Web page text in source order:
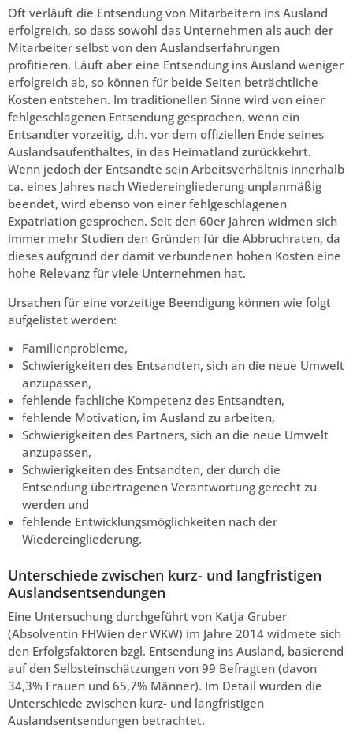
Oft verläuft die Entsendung von Mitarbeitern ins Ausland
erfolgreich, so dass sowohl das Unternehmen als auch der
Mitarbeiter selbst von den Auslandserfahrungen
profitieren. Läuft aber eine Entsendung ins Ausland weniger
erfolgreich ab, so können für beide Seiten beträchtliche
Kosten entstehen. Im traditionellen Sinne wird von einer
fehlgeschlagenen Entsendung gesprochen, wenn ein
Entsandter vorzeitig, d.h. vor dem offiziellen Ende seines
Auslandsaufenthaltes, in das Heimatland zurückkehrt.
Wenn jedoch der Entsandte sein Arbeitsverhältnis innerhalb
ca. eines Jahres nach Wiedereingliederung unplanmäßig
beendet, wird ebenso von einer fehlgeschlagenen
Expatriation gesprochen. Seit den 60er Jahren widmen sich
immer mehr Studien den Gründen für die Abbruchraten, da
dieses aufgrund der damit verbundenen hohen Kosten eine
hohe Relevanz für viele Unternehmen hat.
Ursachen für eine vorzeitige Beendigung können wie folgt
aufgelistet werden:
Familienprobleme,
Schwierigkeiten des Entsandten, sich an die neue Umwelt
anzupassen,
fehlende fachliche Kompetenz des Entsandten,
fehlende Motivation, im Ausland zu arbeiten,
Schwierigkeiten des Partners, sich an die neue Umwelt
anzupassen,
Schwierigkeiten des Entsandten, der durch die
Entsendung übertragenen Verantwortung gerecht zu
werden und
fehlende Entwicklungsmöglichkeiten nach der
Wiedereingliederung.
Unterschiede zwischen kurz- und langfristigen
Auslandsentsendungen
Eine Untersuchung durchgeführt von Katja Gruber
(Absolventin FHWien der WKW) im Jahre 2014 widmete sich
den Erfolgsfaktoren bzgl. Entsendung ins Ausland, basierend
auf den Selbsteinschätzungen von 99 Befragten (davon
34,3% Frauen und 65,7% Männer). Im Detail wurden die
Unterschiede zwischen kurz- und langfristigen
Auslandsentsendungen betrachtet.